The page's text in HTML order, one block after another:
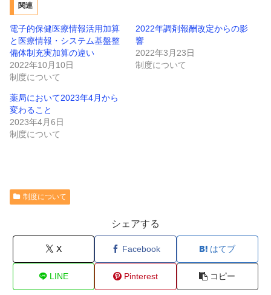
関連
電子的保健医療情報活用加算
と医療情報・システム基盤整
備体制充実加算の違い
2022年10月10日
制度について
2022年調剤報酬改定からの影
響
2022年3月23日
制度について
薬局において2023年4月から
変わること
2023年4月6日
制度について
制度について
シェアする
X Facebook はてブ
LINE Pinterest コピー